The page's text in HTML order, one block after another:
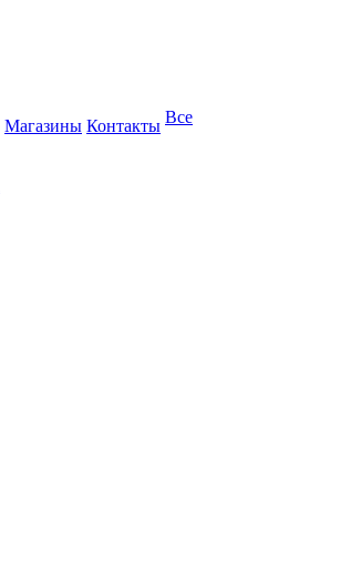
Магазины Контакты Все